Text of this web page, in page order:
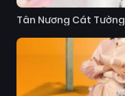
Tân Nương Cát Tường